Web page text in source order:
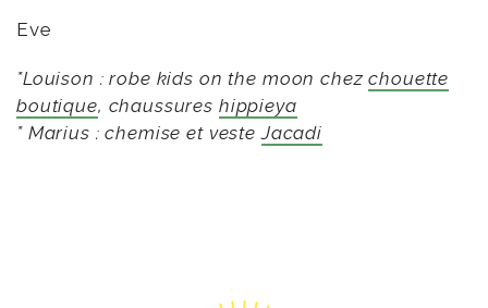
Eve
*Louison : robe kids on the moon chezchouette
boutique, chaussures hippieya
* Marius : chemise et vesteJacadi